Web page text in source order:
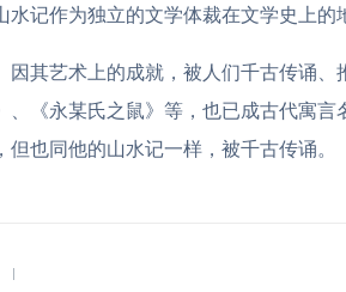
水记作为独立的文学体裁在文学史上的
因其艺术上的成就，被人们千古传诵
、《永某氏之鼠》等，也已成古代寓
但也同他的山水记一样，被千古传诵。